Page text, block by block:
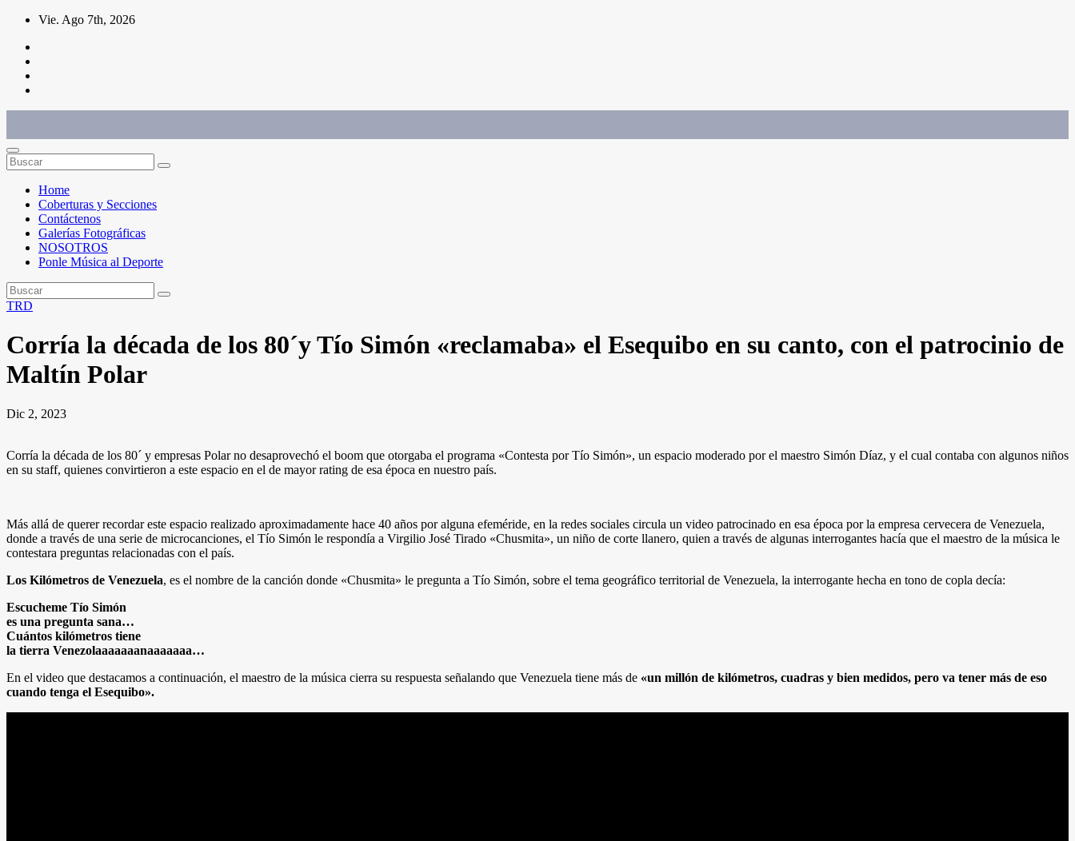
Saltar
contenido
Vie. Ago 7th, 2026
Home
Coberturas y Secciones
Contáctenos
Galerías Fotográficas
NOSOTROS
Ponle Música al Deporte
TRD
Corría la década de los 80´y Tío Simón «reclamaba» el Esequibo en su canto, con el patrocinio de
Maltín Polar
Dic 2, 2023
Corría la década de los 80´ y empresas Polar no desaprovechó el boom que otorgaba el programa «Contesta por Tío Simón», un espacio moderado por el maestro Simón Díaz, y el cual contaba con algunos niños
en su staff, quienes convirtieron a este espacio en el de mayor rating de esa época en nuestro país.
Más allá de querer recordar este espacio realizado aproximadamente hace 40 años por alguna efeméride, en la redes sociales circula un video patrocinado en esa época por la empresa cervecera de Venezuela,
donde a través de una serie de microcanciones, el Tío Simón le respondía a Virgilio José Tirado «Chusmita», un niño de corte llanero, quien a través de algunas interrogantes hacía que el maestro de la música le
contestara preguntas relacionadas con el país.
Los Kilómetros de Venezuela, es el nombre de la canción donde «Chusmita» le pregunta a Tío Simón, sobre el tema geográfico territorial de Venezuela, la interrogante hecha en tono de copla decía:
Escucheme Tío Simón
es una pregunta sana…
Cuántos kilómetros tiene
la tierra Venezolaaaaaaanaaaaaaa…
En el video que destacamos a continuación, el maestro de la música cierra su respuesta señalando que Venezuela tiene más de «un millón de kilómetros, cuadras y bien medidos, pero va tener más de eso
cuando tenga el Esequibo».